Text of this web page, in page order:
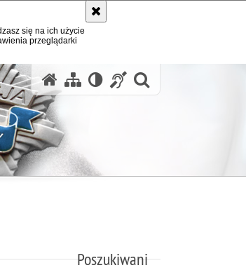
się na ich użycie
przeglądarki
Poszukiwani